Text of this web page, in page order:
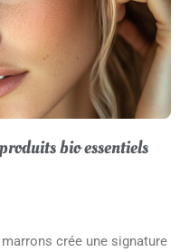
bio essentiels
crée une signature